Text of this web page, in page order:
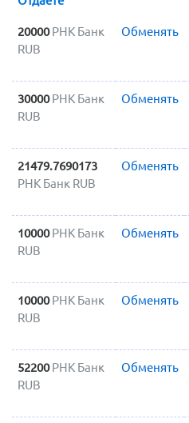
20000 РНК Банк
RUB
Обменять
30000 РНК Банк
RUB
Обменять
21479.7690173
РНК Банк RUB
Обменять
10000 РНК Банк
RUB
Обменять
10000 РНК Банк
RUB
Обменять
52200 РНК Банк
RUB
Обменять